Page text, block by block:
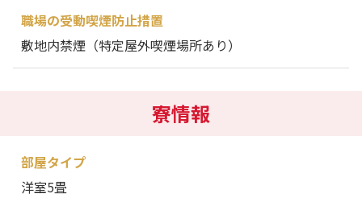
職場の受動喫煙防止措置
敷地内禁煙（特定屋外喫煙場所あり）
寮情報
部屋タイプ
洋室5畳